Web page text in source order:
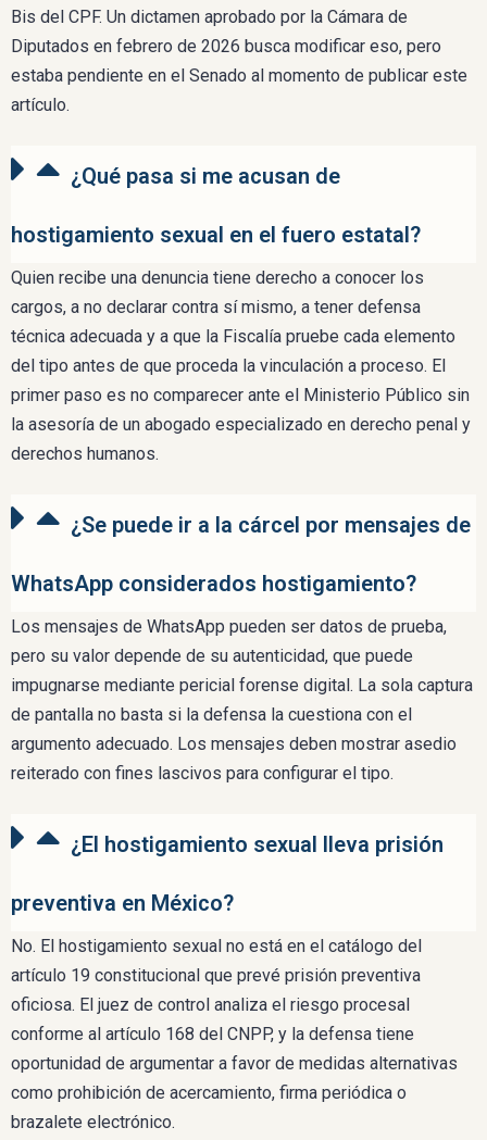
Bis del CPF. Un dictamen aprobado por la Cámara de
Diputados en febrero de 2026 busca modificar eso, pero
estaba pendiente en el Senado al momento de publicar este
artículo.
¿Qué pasa si me acusan de
hostigamiento sexual en el fuero estatal?
Quien recibe una denuncia tiene derecho a conocer los
cargos, a no declarar contra sí mismo, a tener defensa
técnica adecuada y a que la Fiscalía pruebe cada elemento
del tipo antes de que proceda la vinculación a proceso. El
primer paso es no comparecer ante el Ministerio Público sin
la asesoría de un abogado especializado en derecho penal y
derechos humanos.
¿Se puede ir a la cárcel por mensajes de
WhatsApp considerados hostigamiento?
Los mensajes de WhatsApp pueden ser datos de prueba,
pero su valor depende de su autenticidad, que puede
impugnarse mediante pericial forense digital. La sola captura
de pantalla no basta si la defensa la cuestiona con el
argumento adecuado. Los mensajes deben mostrar asedio
reiterado con fines lascivos para configurar el tipo.
¿El hostigamiento sexual lleva prisión
preventiva en México?
No. El hostigamiento sexual no está en el catálogo del
artículo 19 constitucional que prevé prisión preventiva
oficiosa. El juez de control analiza el riesgo procesal
conforme al artículo 168 del CNPP, y la defensa tiene
oportunidad de argumentar a favor de medidas alternativas
como prohibición de acercamiento, firma periódica o
brazalete electrónico.